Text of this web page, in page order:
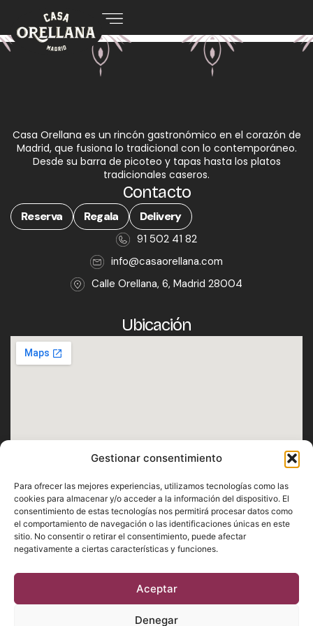
Gestionar consentimiento
Para ofrecer las mejores experiencias, utilizamos tecnologías como las
cookies para almacenar y/o acceder a la información del dispositivo. El
consentimiento de estas tecnologías nos permitirá procesar datos como
el comportamiento de navegación o las identificaciones únicas en este
sitio. No consentir o retirar el consentimiento, puede afectar
negativamente a ciertas características y funciones.
Aceptar
Denegar
Casa Orellana es un rincón gastronómico en el corazón de
Madrid, que fusiona lo tradicional con lo contemporáneo.
Desde su barra de picoteo y tapas hasta los platos
tradicionales caseros.
Contacto
Reserva Regala Delivery
91 502 41 82
info@casaorellana.com
Calle Orellana, 6, Madrid 28004
Ubicación
Horario
Lunes · Martes · Miércoles · Jueves · Domingo
De 12:30h a 1h
Viernes · Sábado
De 12:30h a 2h
Cookies